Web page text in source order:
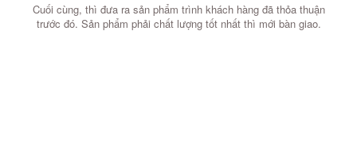
Cuối cùng, thì đưa ra sản phẩm trình khách hàng đã thỏa thuận
trước đó. Sản phẩm phải chất lượng tốt nhất thì mới bàn giao.